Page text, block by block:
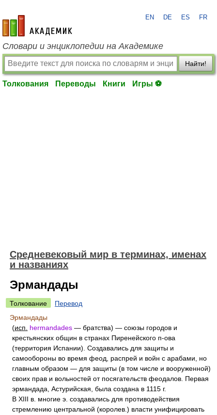
academic.ru
EN DE ES FR
Словари и энциклопедии на Академике
Найти!
Толкования Переводы Книги Игры ⚽
Средневековый мир в терминах, именах
и названиях
Эрмандады
Толкование
Перевод
Эрмандады
(исп. hermandades — братства) — союзы городов и
крестьянских общин в странах Пиренейского п-ова
(территория Испании). Создавались для защиты и
самообороны во время феод, распрей и войн с арабами, но
главным образом — для защиты (в том числе и вооруженной)
своих прав и вольностей от посягательств феодалов. Первая
эрмандада, Астурийская, была создана в 1115 г.
В XIII в. многие э. создавались для противодействия
стремлению центральной (королев.) власти унифицировать